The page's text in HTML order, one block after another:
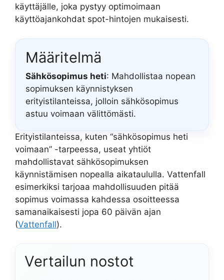
käyttäjälle, joka pystyy optimoimaan
käyttöajankohdat spot-hintojen mukaisesti.
Määritelmä
Sähkösopimus heti: Mahdollistaa nopean
sopimuksen käynnistyksen
erityistilanteissa, jolloin sähkösopimus
astuu voimaan välittömästi.
Erityistilanteissa, kuten “sähkösopimus heti
voimaan” -tarpeessa, useat yhtiöt
mahdollistavat sähkösopimuksen
käynnistämisen nopealla aikataululla. Vattenfall
esimerkiksi tarjoaa mahdollisuuden pitää
sopimus voimassa kahdessa osoitteessa
samanaikaisesti jopa 60 päivän ajan
(Vattenfall).
Vertailun nostot